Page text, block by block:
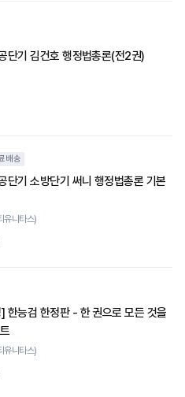
단기 김건호 행정법총론(전2권)
배송
기 소방단기 써니 행정법총론 기본
유니타스)
한능검 한정판 - 한 권으로 모든 것을
유니타스)